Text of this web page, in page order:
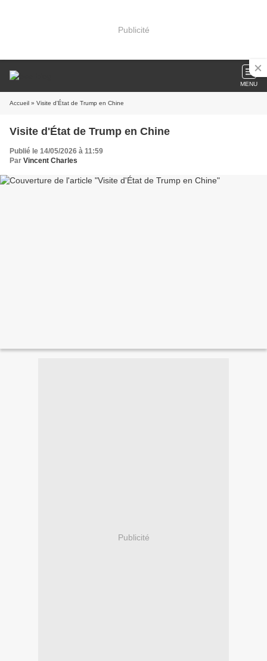
Publicité
MENU
Accueil » Visite d'État de Trump en Chine
Visite d'État de Trump en Chine
Publié le 14/05/2026 à 11:59
Par Vincent Charles
Publicité